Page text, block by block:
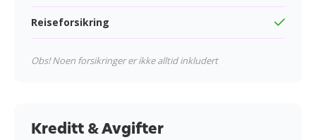
Reiseforsikring
Obs! Noen forsikringer er ikke alltid inkludert
Kreditt & Avgifter